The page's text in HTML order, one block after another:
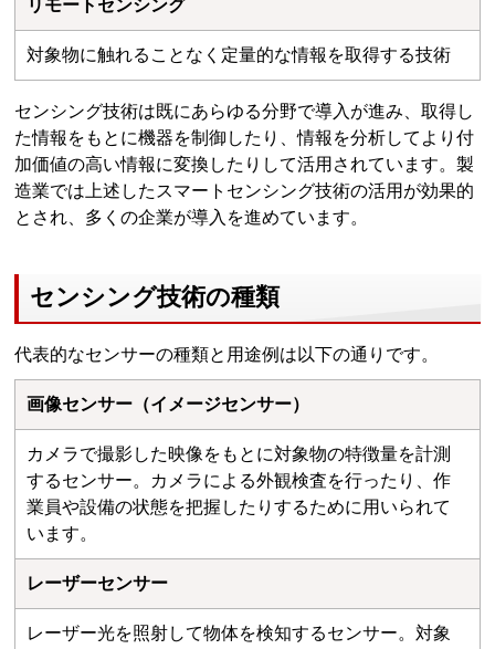
リモートセンシング
対象物に触れることなく定量的な情報を取得する技術
センシング技術は既にあらゆる分野で導入が進み、取得し
た情報をもとに機器を制御したり、情報を分析してより付
加価値の高い情報に変換したりして活用されています。製
造業では上述したスマートセンシング技術の活用が効果的
とされ、多くの企業が導入を進めています。
センシング技術の種類
代表的なセンサーの種類と用途例は以下の通りです。
画像センサー（イメージセンサー）
カメラで撮影した映像をもとに対象物の特徴量を計測
するセンサー。カメラによる外観検査を行ったり、作
業員や設備の状態を把握したりするために用いられて
います。
レーザーセンサー
レーザー光を照射して物体を検知するセンサー。対象